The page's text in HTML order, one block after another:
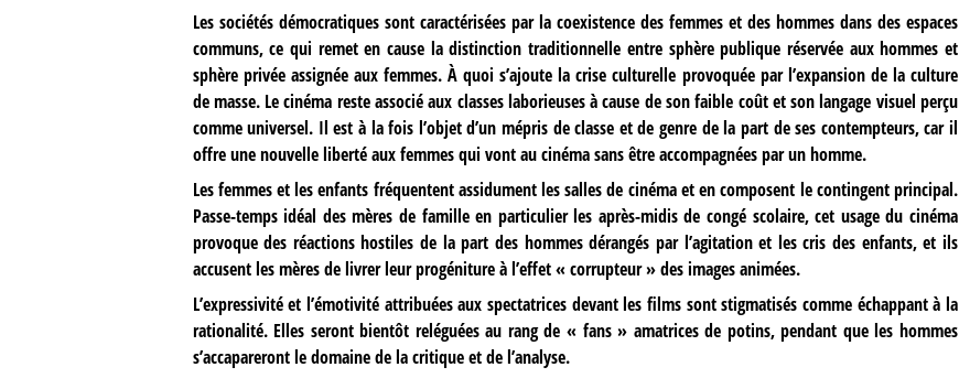
Les sociétés démocratiques sont caractérisées par la coexistence des femmes et des hommes dans des espaces
communs, ce qui remet en cause la distinction traditionnelle entre sphère publique réservée aux hommes et
sphère privée assignée aux femmes. À quoi s’ajoute la crise culturelle provoquée par l’expansion de la culture
de masse. Le cinéma reste associé aux classes laborieuses à cause de son faible coût et son langage visuel perçu
comme universel. Il est à la fois l’objet d’un mépris de classe et de genre de la part de ses contempteurs, car il
offre une nouvelle liberté aux femmes qui vont au cinéma sans être accompagnées par un homme.
Les femmes et les enfants fréquentent assidument les salles de cinéma et en composent le contingent principal.
Passe-temps idéal des mères de famille en particulier les après-midis de congé scolaire, cet usage du cinéma
provoque des réactions hostiles de la part des hommes dérangés par l’agitation et les cris des enfants, et ils
accusent les mères de livrer leur progéniture à l’effet « corrupteur » des images animées.
L’expressivité et l’émotivité attribuées aux spectatrices devant les films sont stigmatisés comme échappant à la
rationalité. Elles seront bientôt reléguées au rang de « fans » amatrices de potins, pendant que les hommes
s’accapareront le domaine de la critique et de l’analyse.